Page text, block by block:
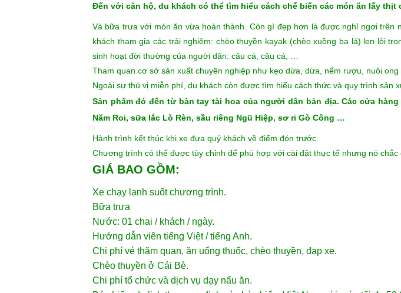
sao “Sắc thần” do vua Tự Đức ban tặng.
Rời Làng cổ Hòa Hiệp, đoàn tàu du lịch đến Cù Lao Tân Phong. Cù Lao Tân
Cai Lậy, tỉnh Tiền Giang.
Do thổ nhưỡng sông Tiền nên đất đai màu mỡ, là nơi lý tưởng cho cây ngọt lành.
tốt, dáng vẻ sinh hoạt của những người dân sinh sống trên mảnh đất này còn chất
Đến với căn hộ, du khách có thể tìm hiểu cách chế biến các món ăn lấy thịt
Và bữa trưa với món ăn vừa hoàn thành.Còn gì đẹp hơn là được nghỉ ngơi trên
khách tham gia các trải nghiệm: chèo thuyền kayak (chèo xuồng ba lá) len lỏi
sinh hoạt đời thường của người dân: câu cá, câu cá, …
Tham quan cơ sở sản xuất chuyên nghiệp như kẹo dừa, dừa, nếm rượu, nuôi
Ngoài sự thú vị miễn phí, du khách còn được tìm hiểu cách thức và quy trình sản
Năm Roi, sữa lắc Lò Rèn, sầu riêng Ngũ Hiệp, sơ ri Gò Công …
Hành trình kết thúc khi xe đưa quý khách về điểm đón trước.
Chương trình có thể được tùy chỉnh để phù hợp với cài đặt thực tế nhưng nó chắc
GIÁ BAO GỒM:
Xe chạy lạnh suốt chương trình.
Bữa trưa